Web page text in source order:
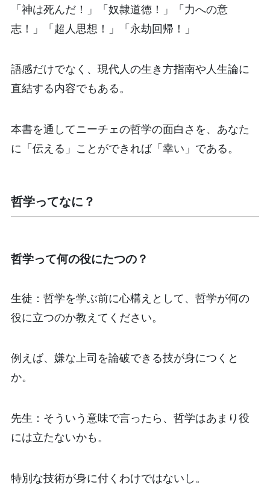
「神は死んだ！」「奴隷道徳！」「力への意
志！」「超人思想！」「永劫回帰！」
語感だけでなく、現代人の生き方指南や人生論に
直結する内容でもある。
本書を通してニーチェの哲学の面白さを、あなた
に「伝える」ことができれば「幸い」である。
哲学ってなに？
哲学って何の役にたつの？
生徒：哲学を学ぶ前に心構えとして、哲学が何の
役に立つのか教えてください。
例えば、嫌な上司を論破できる技が身につくと
か。
先生：そういう意味で言ったら、哲学はあまり役
には立たないかも。
特別な技術が身に付くわけではないし。